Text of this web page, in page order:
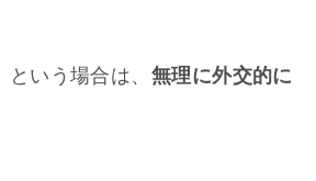
という場合は、 無理に外交的に